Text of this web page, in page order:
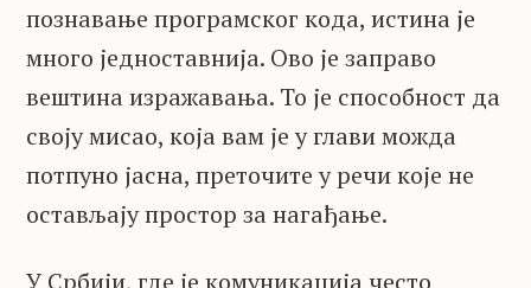
познавање програмског кода, истина је
много једноставнија. Ово је заправо
вештина изражавања. То је способност да
своју мисао, која вам је у глави можда
потпуно јасна, преточите у речи које не
остављају простор за нагађање.
У Србији, где је комуникација често